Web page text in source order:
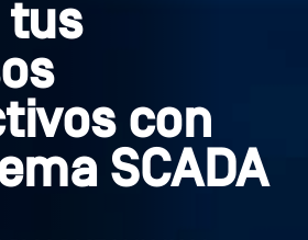
tus
con
SCADA